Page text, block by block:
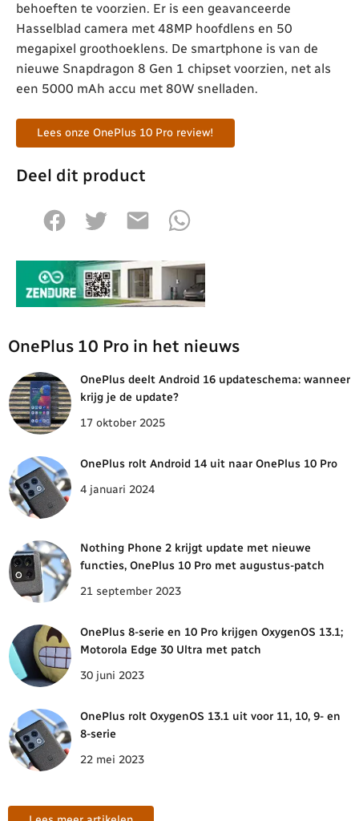
behoeften te voorzien. Er is een geavanceerde
Hasselblad camera met 48MP hoofdlens en 50
megapixel groothoeklens. De smartphone is van de
nieuwe Snapdragon 8 Gen 1 chipset voorzien, net als
een 5000 mAh accu met 80W snelladen.
Lees onze OnePlus 10 Pro review!
Deel dit product
OnePlus 10 Pro in het nieuws
OnePlus deelt Android 16 updateschema: wanneer
krijg je de update?
17 oktober 2025
OnePlus rolt Android 14 uit naar OnePlus 10 Pro
4 januari 2024
Nothing Phone 2 krijgt update met nieuwe
functies, OnePlus 10 Pro met augustus-patch
21 september 2023
OnePlus 8-serie en 10 Pro krijgen OxygenOS 13.1;
Motorola Edge 30 Ultra met patch
30 juni 2023
OnePlus rolt OxygenOS 13.1 uit voor 11, 10, 9- en
8-serie
22 mei 2023